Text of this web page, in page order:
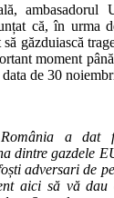
ambasadorul
că, în urma
găzduiască
moment
de 30
a dat
dintre gazdele
adversari de
aici să vă